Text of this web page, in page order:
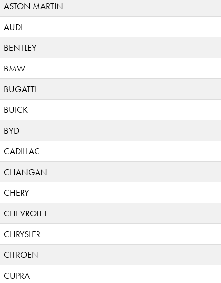
ASTON MARTIN
AUDI
BENTLEY
BMW
BUGATTI
BUICK
BYD
CADILLAC
CHANGAN
CHERY
CHEVROLET
CHRYSLER
CITROEN
CUPRA